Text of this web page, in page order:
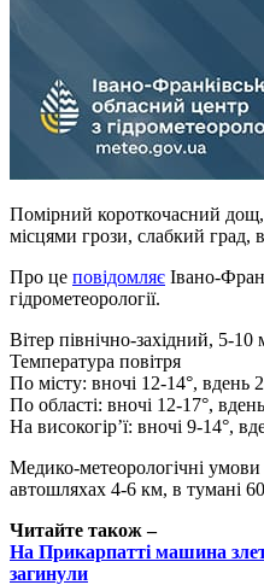
Помірний короткочасний
місцями грози, слабкий град,
Про це повідомляє Івано-
гідрометеорології.
Вітер північно-західний, 5-10
Температура повітря
По місту: вночі 12-14°, вдень
По області: вночі 12-17°,
На високогір’ї: вночі 9-14°,
Медико-метеорологічні
автошляхах 4-6 км, в тумані
Читайте також –
На Прикарпатті машина
загинули